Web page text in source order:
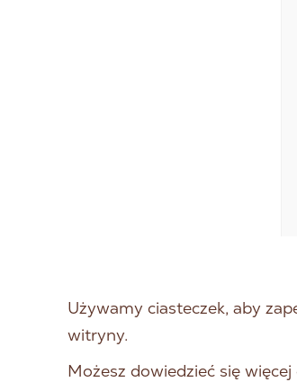
Używamy ciasteczek, aby
witryny.
Możesz dowiedzieć się